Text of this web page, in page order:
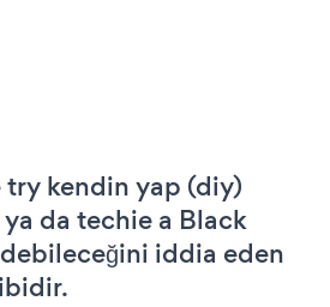
try kendin yap (diy)
da techie a Black
iddia eden